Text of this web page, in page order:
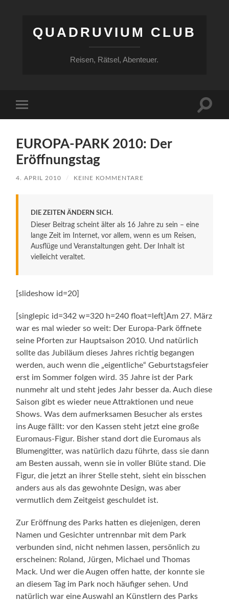
QUADRUVIUM CLUB
Reisen, Rätsel, Abenteuer.
Menü
EUROPA-PARK 2010: Der
Eröffnungstag
4. APRIL 2010 / KEINE KOMMENTARE
DIE ZEITEN ÄNDERN SICH.
Dieser Beitrag scheint älter als 16 Jahre zu sein – eine
lange Zeit im Internet, vor allem, wenn es um Reisen,
Ausflüge und Veranstaltungen geht. Der Inhalt ist
vielleicht veraltet.
[slideshow id=20]
[singlepic id=342 w=320 h=240 float=left]Am 27. März
war es mal wieder so weit: Der Europa-Park öffnete
seine Pforten zur Hauptsaison 2010. Und natürlich
sollte das Jubiläum dieses Jahres richtig begangen
werden, auch wenn die „eigentliche“ Geburtstagsfeier
erst im Sommer folgen wird. 35 Jahre ist der Park
nunmehr alt und steht jedes Jahr besser da. Auch diese
Saison gibt es wieder neue Attraktionen und neue
Shows. Was dem aufmerksamen Besucher als erstes
ins Auge fällt: vor den Kassen steht jetzt eine große
Euromaus-Figur. Bisher stand dort die Euromaus als
Blumengitter, was natürlich dazu führte, dass sie dann
am Besten aussah, wenn sie in voller Blüte stand. Die
Figur, die jetzt an ihrer Stelle steht, sieht ein bisschen
anders aus als das gewohnte Design, was aber
vermutlich dem Zeitgeist geschuldet ist.
Zur Eröffnung des Parks hatten es diejenigen, deren
Namen und Gesichter untrennbar mit dem Park
verbunden sind, nicht nehmen lassen, persönlich zu
erscheinen: Roland, Jürgen, Michael und Thomas
Mack. Und wer die Augen offen hatte, der konnte sie
an diesem Tag im Park noch häufiger sehen. Und
natürlich war eine Auswahl an Künstlern des Parks